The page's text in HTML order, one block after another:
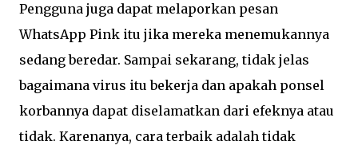
Pengguna juga dapat melaporkan pesan
WhatsApp Pink itu jika mereka menemukannya
sedang beredar. Sampai sekarang, tidak jelas
bagaimana virus itu bekerja dan apakah ponsel
korbannya dapat diselamatkan dari efeknya atau
tidak. Karenanya, cara terbaik adalah tidak